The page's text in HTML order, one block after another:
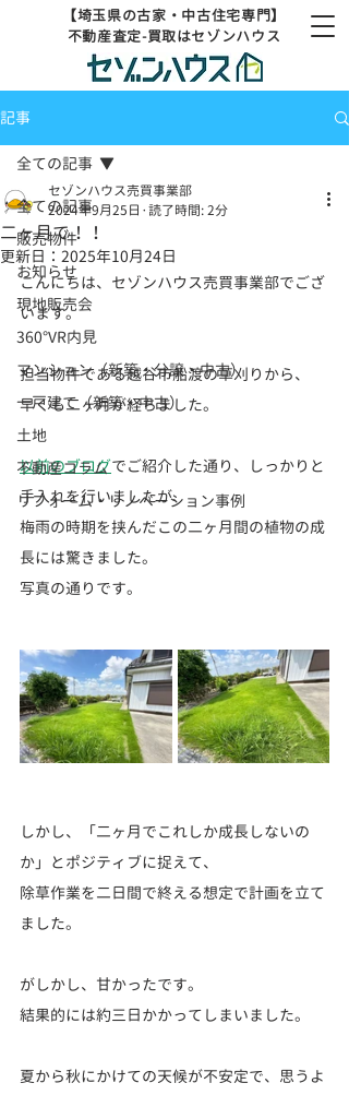
【埼玉県の古家・中古住宅専門】
不動産査定-買取はセゾンハウス
記事
全ての記事
販売物件
お知らせ
現地販売会
360°VR内見
マンション（新築・分譲・中古）
一戸建て（新築・中古）
土地
不動産コラム
リフォーム・リノベーション事例
全ての記事
二ヶ月で！！
セゾンハウス売買事業部
2024年9月25日 読了時間: 2分
更新日： 2025年10月24日
こんにちは、セゾンハウス売買事業部でござ
います。
担当物件である越谷市船渡の草刈りから、
早くも二ヶ月が経ちました。
以前のブログでご紹介した通り、しっかりと
手入れを行いましたが、
梅雨の時期を挟んだこの二ヶ月間の植物の成
長には驚きました。
写真の通りです。
しかし、「二ヶ月でこれしか成長しないの
か」とポジティブに捉えて、
除草作業を二日間で終える想定で計画を立て
ました。
がしかし、甘かったです。
結果的には約三日かかってしまいました。
夏から秋にかけての天候が不安定で、思うよ